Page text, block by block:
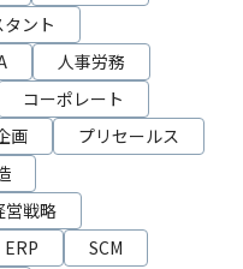
タント
人事労務
コーポレート
画
プリセールス
営戦略
ERP
SCM